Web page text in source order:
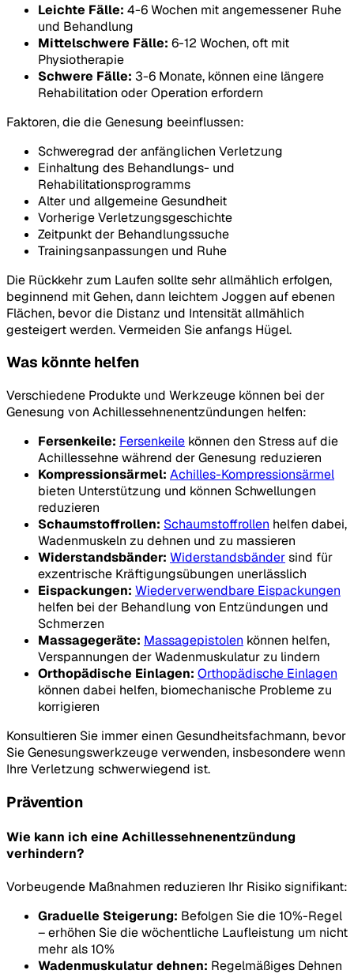
Leichte Fälle: 4-6 Wochen mit angemessener Ruhe
und Behandlung
Mittelschwere Fälle: 6-12 Wochen, oft mit
Physiotherapie
Schwere Fälle: 3-6 Monate, können eine längere
Rehabilitation oder Operation erfordern
Faktoren, die die Genesung beeinflussen:
Schweregrad der anfänglichen Verletzung
Einhaltung des Behandlungs- und
Rehabilitationsprogramms
Alter und allgemeine Gesundheit
Vorherige Verletzungsgeschichte
Zeitpunkt der Behandlungssuche
Trainingsanpassungen und Ruhe
Die Rückkehr zum Laufen sollte sehr allmählich erfolgen,
beginnend mit Gehen, dann leichtem Joggen auf ebenen
Flächen, bevor die Distanz und Intensität allmählich
gesteigert werden. Vermeiden Sie anfangs Hügel.
Was könnte helfen
Verschiedene Produkte und Werkzeuge können bei der
Genesung von Achillessehnenentzündungen helfen:
Fersenkeile: Fersenkeile können den Stress auf die
Achillessehne während der Genesung reduzieren
Kompressionsärmel: Achilles-Kompressionsärmel
bieten Unterstützung und können Schwellungen
reduzieren
Schaumstoffrollen: Schaumstoffrollen helfen dabei,
Wadenmuskeln zu dehnen und zu massieren
Widerstandsbänder: Widerstandsbändersind für
exzentrische Kräftigungsübungen unerlässlich
Eispackungen: Wiederverwendbare Eispackungen
helfen bei der Behandlung von Entzündungen und
Schmerzen
Massagegeräte: Massagepistolen können helfen,
Verspannungen der Wadenmuskulatur zu lindern
Orthopädische Einlagen: Orthopädische Einlagen
können dabei helfen, biomechanische Probleme zu
korrigieren
Konsultieren Sie immer einen Gesundheitsfachmann, bevor
Sie Genesungswerkzeuge verwenden, insbesondere wenn
Ihre Verletzung schwerwiegend ist.
Prävention
Wie kann ich eine Achillessehnenentzündung
verhindern?
Vorbeugende Maßnahmen reduzieren Ihr Risiko signifikant:
Graduelle Steigerung: Befolgen Sie die 10%-Regel
– erhöhen Sie die wöchentliche Laufleistung um nicht
mehr als 10%
Wadenmuskulatur dehnen: Regelmäßiges Dehnen